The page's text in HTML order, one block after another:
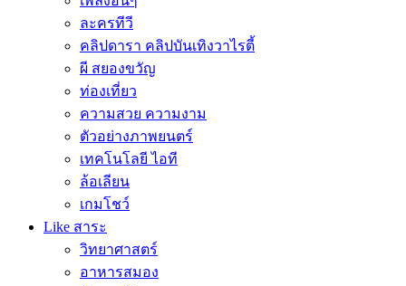
ละครทีวี
คลิปดารา คลิปบันเทิงวาไรตี้
ผี สยองขวัญ
ท่องเที่ยว
ความสวย ความงาม
ตัวอย่างภาพยนตร์
เทคโนโลยี ไอที
ล้อเลียน
เกมโชว์
Like สาระ
วิทยาศาสตร์
อาหารสมอง